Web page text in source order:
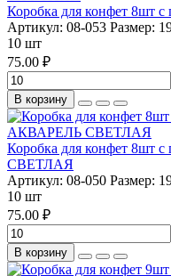
Коробка для конфет
Артикул: 08-053 Размер:
10 шт
75.00 ₽
В корзину
Коробка для конфет 8шт
СВЕТЛАЯ
Артикул: 08-050 Размер:
10 шт
75.00 ₽
В корзину